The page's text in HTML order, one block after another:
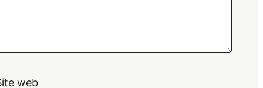
web